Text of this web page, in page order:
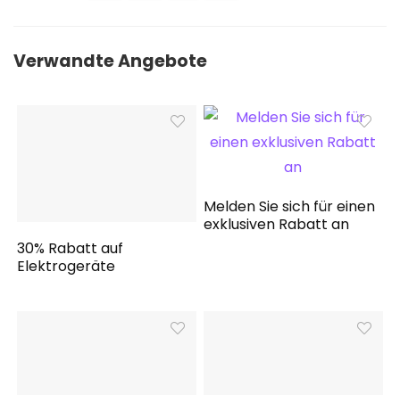
Verwandte Angebote
30% Rabatt auf
Elektrogeräte
Melden Sie sich für einen
exklusiven Rabatt an